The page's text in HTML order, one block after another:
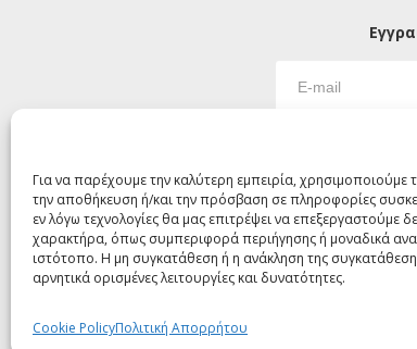
Για να παρέχουμε την καλύτερη εμπειρία, χρησιμοποιούμε
την αποθήκευση ή/και την πρόσβαση σε πληροφορίες
εν λόγω τεχνολογίες θα μας επιτρέψει να επεξεργαστούμε
χαρακτήρα, όπως συμπεριφορά περιήγησης ή μοναδικά
ιστότοπο. Η μη συγκατάθεση ή η ανάκληση της
αρνητικά ορισμένες λειτουργίες και δυνατότητες.
Cookie PolicyΠολιτική Απορρήτου